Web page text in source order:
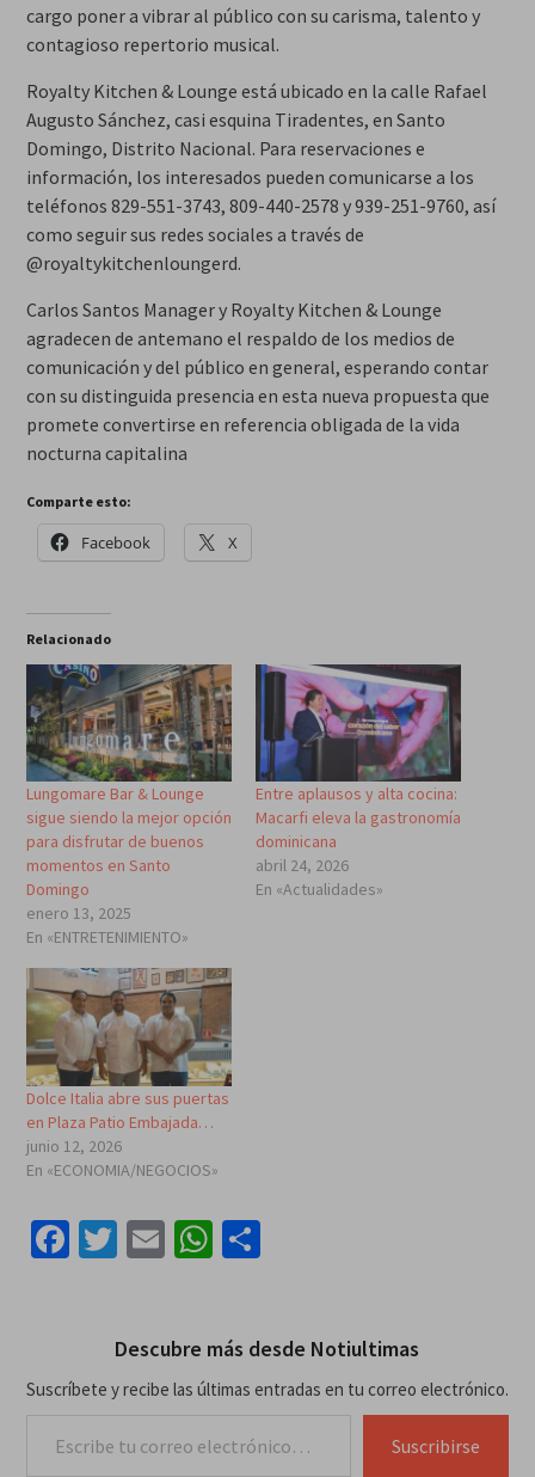
cargo poner a vibrar al público con su carisma, talento y
contagioso repertorio musical.
Royalty Kitchen & Lounge está ubicado en la calle Rafael
Augusto Sánchez, casi esquina Tiradentes, en Santo
Domingo, Distrito Nacional. Para reservaciones e
información, los interesados pueden comunicarse a los
teléfonos 829-551-3743, 809-440-2578 y 939-251-9760, así
como seguir sus redes sociales a través de
@royaltykitchenloungerd.
Carlos Santos Manager y Royalty Kitchen & Lounge
agradecen de antemano el respaldo de los medios de
comunicación y del público en general, esperando contar
con su distinguida presencia en esta nueva propuesta que
promete convertirse en referencia obligada de la vida
nocturna capitalina
Comparte esto:
Facebook X
Relacionado
Lungomare Bar & Lounge
sigue siendo la mejor opción
para disfrutar de buenos
momentos en Santo
Domingo
enero 13, 2025
En «ENTRETENIMIENTO»
Entre aplausos y alta cocina:
Macarfi eleva la gastronomía
dominicana
abril 24, 2026
En «Actualidades»
Dolce Italia abre sus puertas
en Plaza Patio Embajada…
junio 12, 2026
En «ECONOMIA/NEGOCIOS»
Facebook
Twitter
EmailWhatsApp
Compartir
Descubre más desde Notiultimas
Suscríbete y recibe las últimas entradas en tu correo electrónico.
Suscribirse